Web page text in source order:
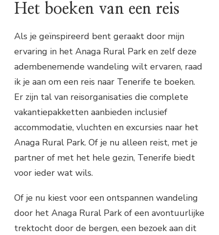
Het boeken van een reis
Als je geïnspireerd bent geraakt door mijn
ervaring in het Anaga Rural Park en zelf deze
adembenemende wandeling wilt ervaren, raad
ik je aan om een reis naar Tenerife te boeken.
Er zijn tal van reisorganisaties die complete
vakantiepakketten aanbieden inclusief
accommodatie, vluchten en excursies naar het
Anaga Rural Park. Of je nu alleen reist, met je
partner of met het hele gezin, Tenerife biedt
voor ieder wat wils.
Of je nu kiest voor een ontspannen wandeling
door het Anaga Rural Park of een avontuurlijke
trektocht door de bergen, een bezoek aan dit